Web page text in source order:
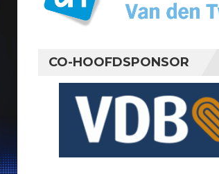
CO-HOOFDSPONSOR